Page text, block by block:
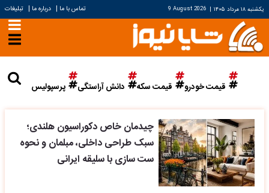
یکشنبه ۱۸ مرداد ۱۴۰۵ |
9 August 2026 تماس با ما | درباره ما | تبلیغات
قیمت خودرو قیمت سکه دانش آراستگی پرسپولیس
چیدمان خاص دکوراسیون هلندی؛
سبک طراحی داخلی، مبلمان و نحوه
ست سازی با سلیقه ایرانی